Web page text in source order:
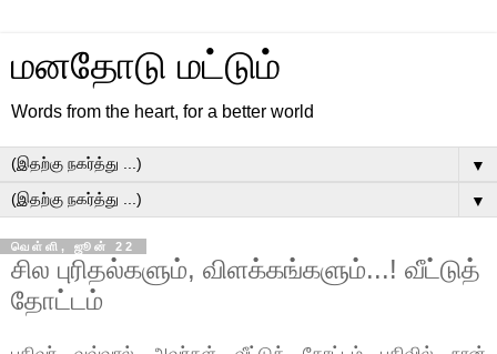
மனதோடு மட்டும்
Words from the heart, for a better world
▼
▼
வெள்ளி, ஜூன் 22
சில புரிதல்களும், விளக்கங்களும்...! வீட்டுத்
தோட்டம்